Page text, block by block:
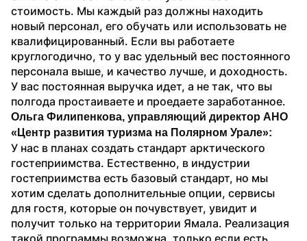
стоимость. Мы каждый раз должны находить
новый персонал, его обучать или использовать не
квалифицированный. Если вы работаете
круглогодично, то у вас удельный вес постоянного
персонала выше, и качество лучше, и доходность.
У вас постоянная выручка идет, а не так, что вы
полгода простаиваете и проедаете заработанное.
Ольга Филипенкова, управляющий директор АНО
«Центр развития туризма на Полярном Урале»:
У нас в планах создать стандарт арктического
гостеприимства. Естественно, в индустрии
гостеприимства есть базовый стандарт, но мы
хотим сделать дополнительные опции, сервисы
для гостя, которые он почувствует, увидит и
получит только на территории Ямала. Реализация
такой программы возможна, только если есть